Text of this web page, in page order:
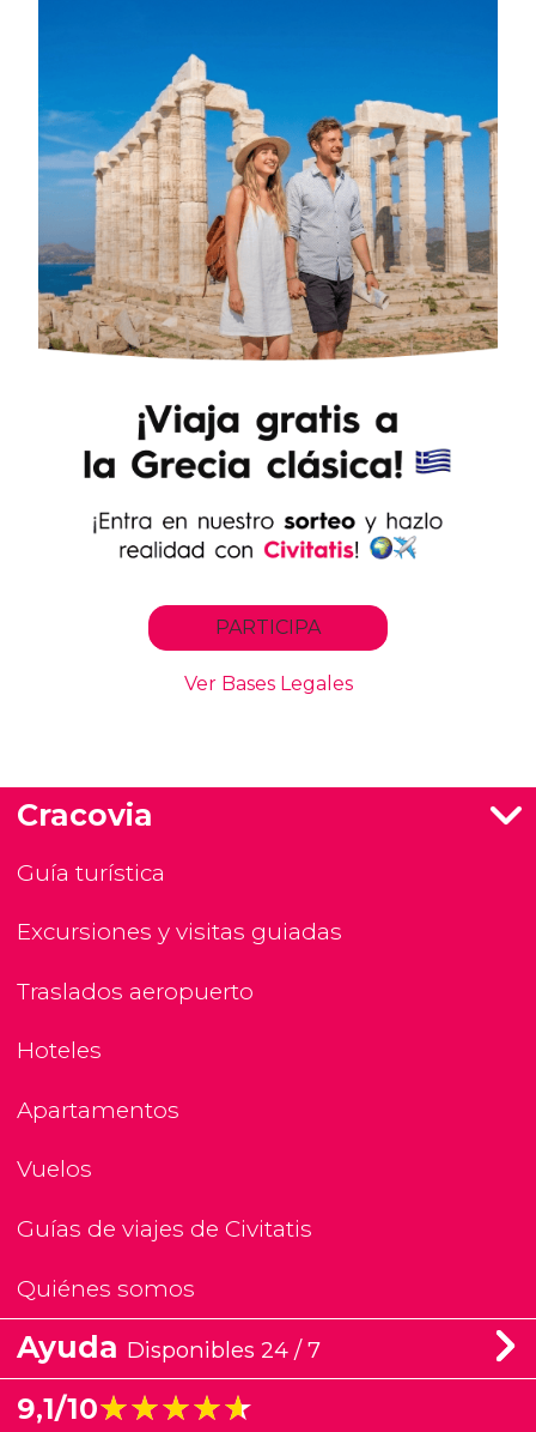
Cracovia
Guía turística
Excursiones y visitas guiadas
Traslados aeropuerto
Hoteles
Apartamentos
Vuelos
Guías de viajes de Civitatis
Quiénes somos
Ayuda Disponibles 24 / 7
9,1/10★★★★★
★★★★★